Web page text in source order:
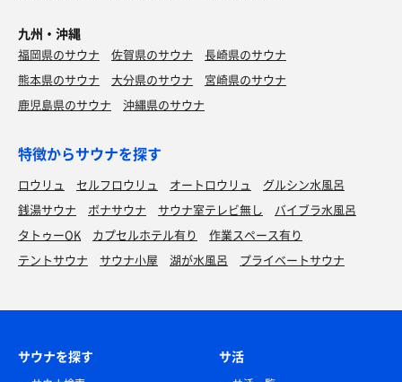
九州・沖縄
福岡県のサウナ 佐賀県のサウナ
長崎県のサウナ
熊本県のサウナ
大分県のサウナ
宮崎県のサウナ
鹿児島県のサウナ
沖縄県のサウナ
特徴からサウナを探す
ロウリュ セルフロウリュ オートロウリュ
グルシン水風呂
銭湯サウナ
ボナサウナ サウナ室テレビ無し
バイブラ水風呂
タトゥーOK
カプセルホテル有り
作業スペース有り
テントサウナ
サウナ小屋 湖が水風呂 プライベートサウナ
サウナを探す サ活